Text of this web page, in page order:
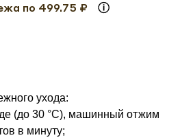
по 499.75 ₽
ухода:
(до 30 °С), машинный отжим
в минуту;